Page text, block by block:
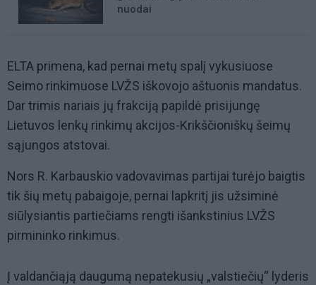
nuodai
ELTA primena, kad pernai metų spalį vykusiuose
Seimo rinkimuose LVŽS iškovojo aštuonis mandatus.
Dar trimis nariais jų frakciją papildė prisijungę
Lietuvos lenkų rinkimų akcijos-Krikščioniškų šeimų
sąjungos atstovai.
Nors R. Karbauskio vadovavimas partijai turėjo baigtis
tik šių metų pabaigoje, pernai lapkritį jis užsiminė
siūlysiantis partiečiams rengti išankstinius LVŽS
pirmininko rinkimus.
Į valdančiąją daugumą nepatekusių „valstiečių“ lyderis